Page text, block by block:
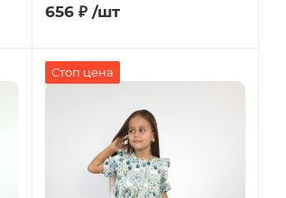
656₽ /шт
Стоп цена